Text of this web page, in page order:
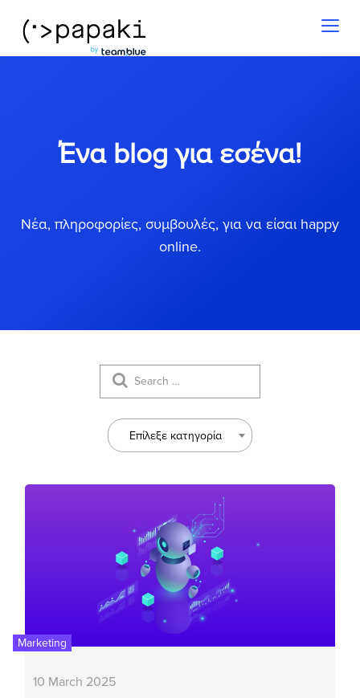
Ένα blog για εσένα!
Νέα, πληροφορίες, συμβουλές, για να είσαι happy
online.
Επίλεξε κατηγορία
Marketing
10 March 2025